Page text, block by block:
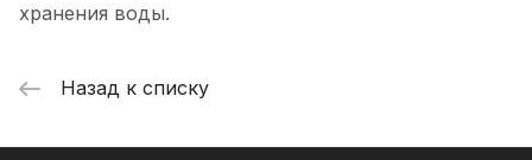
хранения воды.
Назад к списку